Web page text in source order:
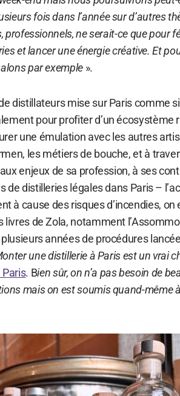
fois dans l’année sur d’autres
professionnels, ne serait-ce que pour
et lancer une énergie créative. Et
par exemple ».
distillateurs mise sur Paris comme
pour profiter d’un écosystème
une émulation avec les autres
les métiers de bouche, et à
enjeux de sa profession, à ses
de distilleries légales dans Paris –
à cause des risques d’incendies,
livres de Zola, notamment
plusieurs années de procédures
une distillerie à Paris est un vrai
Paris. Bien sûr, on n’a pas besoin de
mais on est soumis quand-même